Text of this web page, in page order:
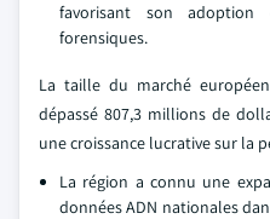
favorisant son adoption
forensiques.
La taille du marché
dépassé 807,3 millions de
une croissance lucrative sur la
La région a connu une
données ADN nationales